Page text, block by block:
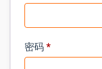
密码 *必